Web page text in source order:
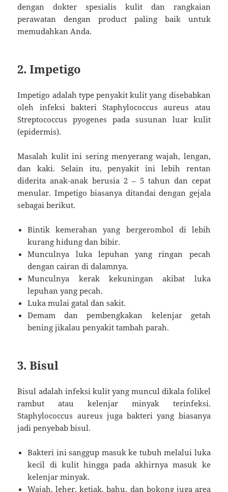
dengan dokter spesialis kulit dan rangkaian
perawatan dengan product paling baik untuk
memudahkan Anda.
2. Impetigo
Impetigo adalah type penyakit kulit yang disebabkan
oleh infeksi bakteri Staphylococcus aureus atau
Streptococcus pyogenes pada susunan luar kulit
(epidermis).
Masalah kulit ini sering menyerang wajah, lengan,
dan kaki. Selain itu, penyakit ini lebih rentan
diderita anak-anak berusia 2 – 5 tahun dan cepat
menular. Impetigo biasanya ditandai dengan gejala
sebagai berikut.
Bintik kemerahan yang bergerombol di lebih
kurang hidung dan bibir.
Munculnya luka lepuhan yang ringan pecah
dengan cairan di dalamnya.
Munculnya kerak kekuningan akibat luka
lepuhan yang pecah.
Luka mulai gatal dan sakit.
Demam dan pembengkakan kelenjar getah
bening jikalau penyakit tambah parah.
3. Bisul
Bisul adalah infeksi kulit yang muncul dikala folikel
rambut atau kelenjar minyak terinfeksi.
Staphylococcus aureus juga bakteri yang biasanya
jadi penyebab bisul.
Bakteri ini sanggup masuk ke tubuh melalui luka
kecil di kulit hingga pada akhirnya masuk ke
kelenjar minyak.
Wajah, leher, ketiak, bahu, dan bokong juga area